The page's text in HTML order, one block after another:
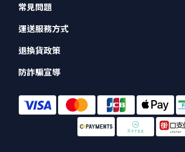
常見問題
運送服務方式
退換貨政策
防詐騙宣導